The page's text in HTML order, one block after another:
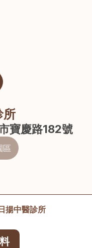
所
寶慶路182號
區
揚中醫診所